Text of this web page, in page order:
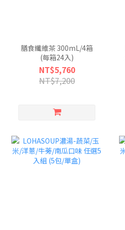
膳食纖維茶 300mL/4箱
(每箱24入)
NT$5,760
NT$7,200